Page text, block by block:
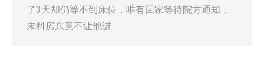
了3天却仍等不到床位，唯有回家等待院方通知，
未料房东竟不让他进…